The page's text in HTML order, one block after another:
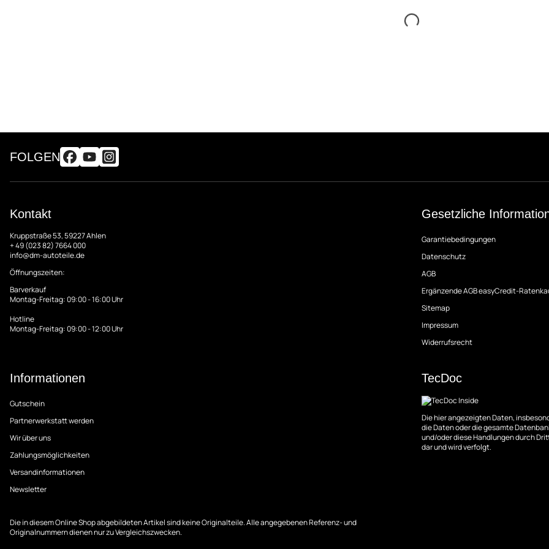
FOLGEN
Kontakt
Kruppstraße 53, 59227 Ahlen
+ 49 (023 82) 7664 000
info@dm-autoteile.de
Öffnungszeiten:
Barverkauf
Montag-Freitag: 09:00 - 16:00 Uhr
Hotline
Montag-Freitag: 09:00 - 12:00 Uhr
Gesetzliche
Garantiebedingungen
Datenschutz
AGB
Ergänzende AGB easyCredit-
Sitemap
Impressum
Widerrufsrecht
Informationen
Gutschein
Partnerwerkstatt werden
Wir über uns
Zahlungsmöglichkeiten
Versandinformationen
Newsletter
TecDoc
Die hier angezeigten Daten,
die Daten oder die gesamte
und/oder diese Handlungen durch
dar und wird verfolgt.
Die in diesem Online Shop abgebildeten Artikel sind keine Originalteile. Alle angegebenen Referenz- und
Originalnummern dienen nur zu Vergleichszwecken.